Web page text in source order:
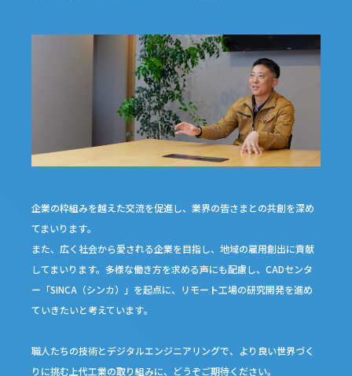
企業の枠組みを越えた交流を促進し、業界の皆さまとの共創を深め
てまいります｡
また、広く社会から愛される企業を目指し、地域の雇用創出に貢献
してまいります。多様な働き方を求める声にも配慮し、 CADセンタ
ー「SINCA（シンカ）」を起点に、リモート工場の研究開発を進め
ていきたいと考えています｡
職人たちの技術とデジタルエンジニアリングで、より良い世界づく
りに挑む上代工業の取り組みに、どうぞご期待ください｡